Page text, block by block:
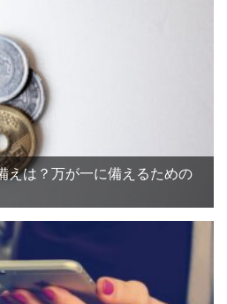
えは？万が一に備えるための